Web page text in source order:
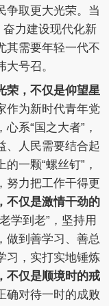
争取更大光荣。当
奋力建设现代化新
其需要年轻一代不
号召。
荣，不仅是仰望星
作为新时代青年党
系“国之大者”，
、人民需要结合起
一颗“螺丝钉”，
努力把工作干得更
不仅是激情干劲的
学到老”，坚持用
做到善学习、善总
习，实打实地锤炼
不仅是顺境时的戒
确对待一时的成败